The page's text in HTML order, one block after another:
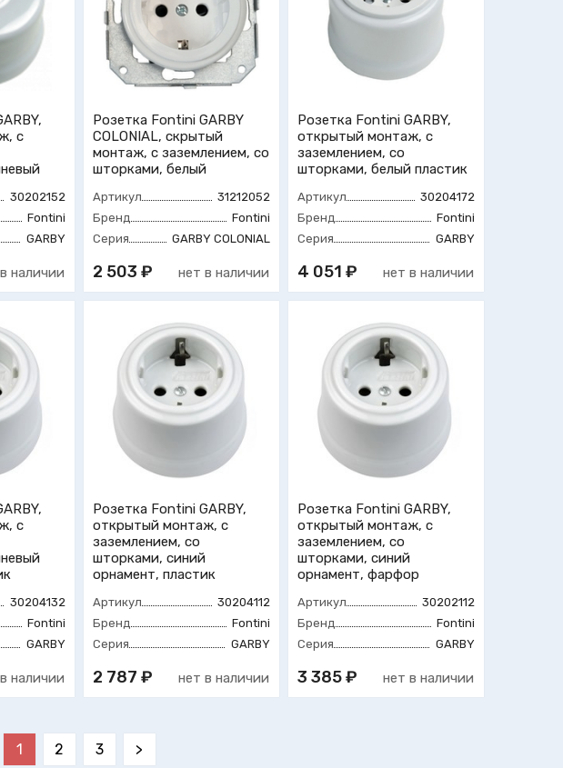
с
30202152
Fontini
GARBY
наличии
Розетка Fontini GARBY
COLONIAL, скрытый
монтаж, с заземлением, со
шторками, белый
Артикул
31212052
Бренд
Fontini
Серия
GARBY COLONIAL
2 503 ₽ нет в наличии
Розетка Fontini GARBY,
открытый монтаж, с
заземлением, со
шторками, белый пластик
Артикул
30204172
Бренд
Fontini
Серия
GARBY
4 051 ₽ нет в наличии
с
30204132
Fontini
GARBY
наличии
Розетка Fontini GARBY,
открытый монтаж, с
заземлением, со
шторками, синий
орнамент, пластик
Артикул
30204112
Бренд
Fontini
Серия
GARBY
2 787 ₽ нет в наличии
Розетка Fontini GARBY,
открытый монтаж, с
заземлением, со
шторками, синий
орнамент, фарфор
Артикул
30202112
Бренд
Fontini
Серия
GARBY
3 385 ₽ нет в наличии
1 2 3 >